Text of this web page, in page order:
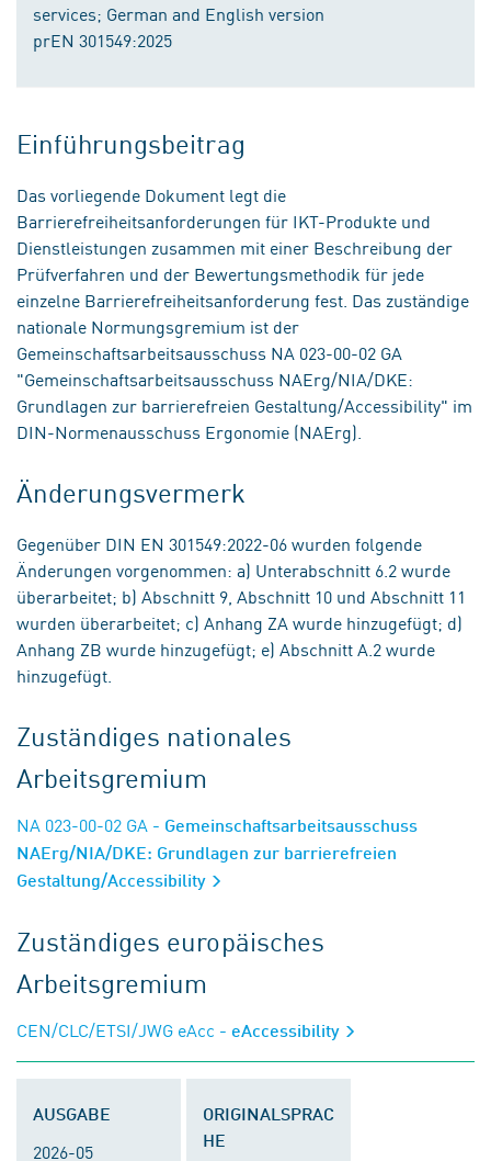
services; German and English version
prEN 301549:2025
Einführungsbeitrag
Das vorliegende Dokument legt die
Barrierefreiheitsanforderungen für IKT-Produkte und
Dienstleistungen zusammen mit einer Beschreibung der
Prüfverfahren und der Bewertungsmethodik für jede
einzelne Barrierefreiheitsanforderung fest. Das zuständige
nationale Normungsgremium ist der
Gemeinschaftsarbeitsausschuss NA 023-00-02 GA
"Gemeinschaftsarbeitsausschuss NAErg/NIA/DKE:
Grundlagen zur barrierefreien Gestaltung/Accessibility" im
DIN-Normenausschuss Ergonomie (NAErg).
Änderungsvermerk
Gegenüber DIN EN 301549:2022-06 wurden folgende
Änderungen vorgenommen: a) Unterabschnitt 6.2 wurde
überarbeitet; b) Abschnitt 9, Abschnitt 10 und Abschnitt 11
wurden überarbeitet; c) Anhang ZA wurde hinzugefügt; d)
Anhang ZB wurde hinzugefügt; e) Abschnitt A.2 wurde
hinzugefügt.
Zuständiges nationales
Arbeitsgremium
NA 023-00-02 GA - Gemeinschaftsarbeitsausschuss
NAErg/NIA/DKE: Grundlagen zur barrierefreien
Gestaltung/Accessibility
Zuständiges europäisches
Arbeitsgremium
CEN/CLC/ETSI/JWG eAcc - eAccessibility
AUSGABE
2026-05
ORIGINALSPRAC
HE